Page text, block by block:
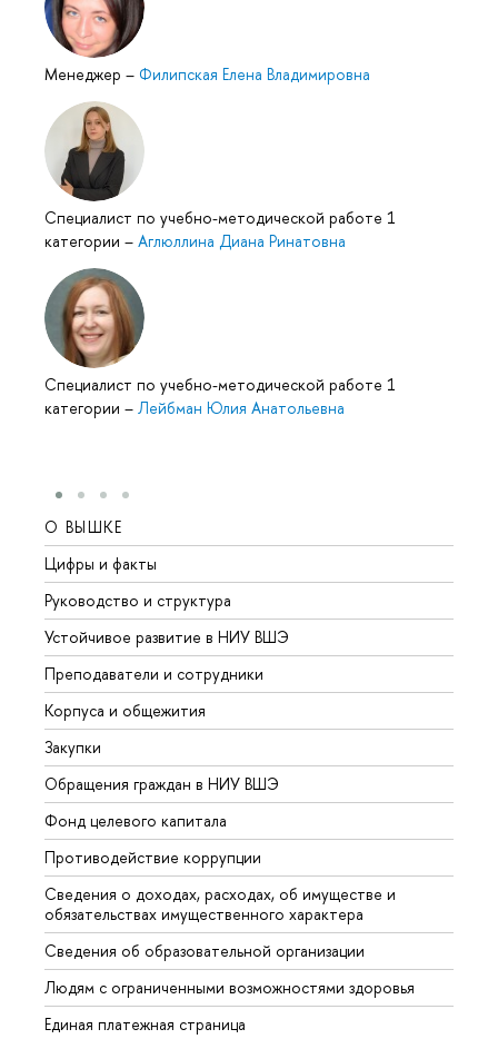
Менеджер – Филипская Елена Владимировна
Специалист по учебно-методической работе 1
категории – Аглюллина Диана Ринатовна
Специалист по учебно-методической работе 1
категории – Лейбман Юлия Анатольевна
О ВЫШКЕ
Цифры и факты
Руководство и структура
Устойчивое развитие в НИУ ВШЭ
Преподаватели и сотрудники
Корпуса и общежития
Закупки
Обращения граждан в НИУ ВШЭ
Фонд целевого капитала
Противодействие коррупции
Сведения о доходах, расходах, об имуществе и
обязательствах имущественного характера
Сведения об образовательной организации
Людям с ограниченными возможностями здоровья
Единая платежная страница